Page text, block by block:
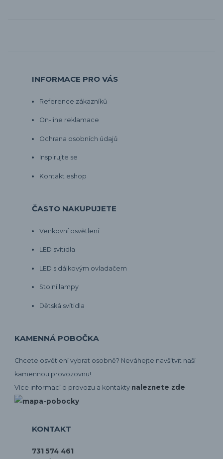
INFORMACE PRO VÁS
Reference zákazníků
On-line reklamace
Ochrana osobních údajů
Inspirujte se
Kontakt eshop
ČASTO NAKUPUJETE
Venkovní osvětlení
LED svítidla
LED s dálkovým ovladačem
Stolní lampy
Dětská svítidla
KAMENNÁ POBOČKA
Chcete osvětlení vybrat osobně? Neváhejte navšítvit naší
kamennou provozovnu!
Více informací o provozu a kontakty naleznete zde
KONTAKT
731 574 461